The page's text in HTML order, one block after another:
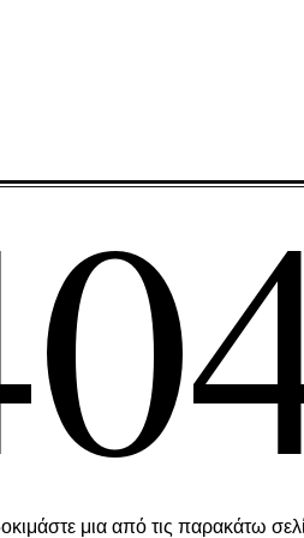
μια από τις παρακάτω